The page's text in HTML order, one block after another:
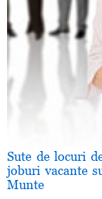
Sute de locuri
joburi vacante
Munte